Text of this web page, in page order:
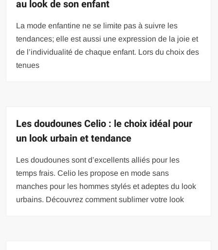
au look de son enfant
La mode enfantine ne se limite pas à suivre les
tendances; elle est aussi une expression de la joie et
de l’individualité de chaque enfant. Lors du choix des
tenues
Les doudounes Celio : le choix idéal pour
un look urbain et tendance
Les doudounes sont d’excellents alliés pour les
temps frais. Celio les propose en mode sans
manches pour les hommes stylés et adeptes du look
urbains. Découvrez comment sublimer votre look